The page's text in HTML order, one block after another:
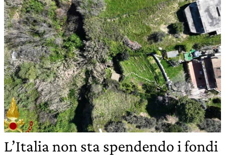
L’Italia non sta spendendo i fondi